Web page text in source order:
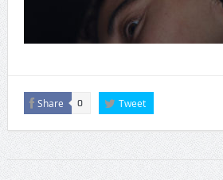
Share 0 Tweet